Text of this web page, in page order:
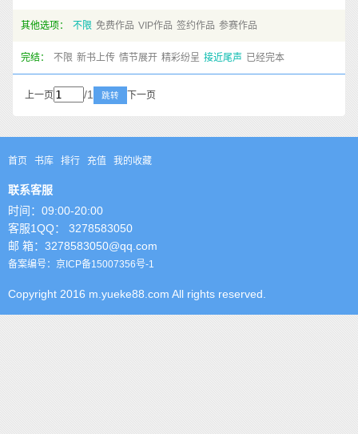
其他选项： 不限 免费作品 VIP作品 签约作品 参赛作品
完结： 不限 新书上传 情节展开 精彩纷呈 接近尾声 已经完本
上一页 /1 跳转 下一页
首页 书库 排行 充值 我的收藏
联系客服
时间：09:00-20:00
客服1QQ： 3278583050
邮 箱：3278583050@qq.com
备案编号：京ICP备15007356号-1
Copyright 2016 m.yueke88.com All rights reserved.